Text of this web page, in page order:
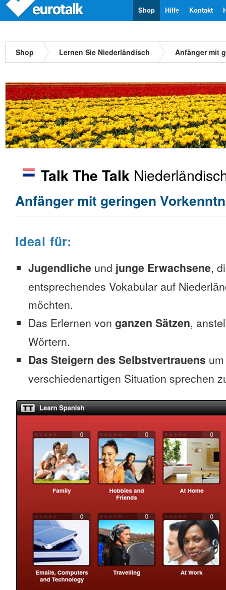
Kontakt
Hilfe
Shop
Shop Lernen Sie Niederländisch Anfänger mit
Talk The Talk
Anfänger mit geringen
Ideal für:
Jugendliche und junge Erwachsene,
entsprechendes Vokabular auf
möchten.
Das Erlernen von ganzen Sätzen,
Wörtern.
Das Steigern des Selbstvertrauens
verschiedenartigen Situation sprechen